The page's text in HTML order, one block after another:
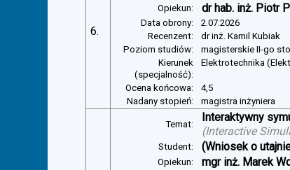
6.
Opiekun: dr hab. inż. Piotr
Data obrony:
2.07.2026
Recenzent:
dr inż. Kamil Kubiak
Poziom studiów:
magisterskie II-go
Kierunek
(specjalność):
Elektrotechnika
Ocena końcowa:
4,5
Nadany stopień:
magistra inżyniera
Temat:
Interaktywny
(Interactive
Student: (Wniosek o
Opiekun: mgr inż. Marek